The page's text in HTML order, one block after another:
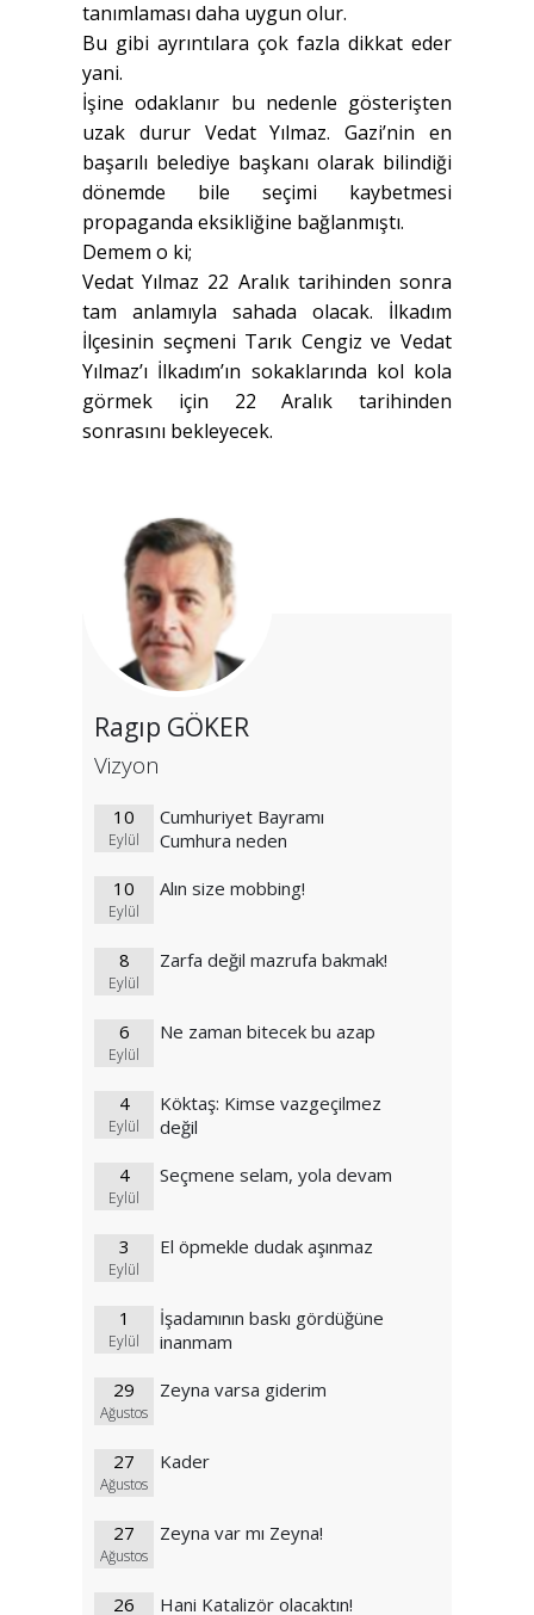
tanımlaması daha uygun olur.
Bu gibi ayrıntılara çok fazla dikkat eder
yani.
İşine odaklanır bu nedenle gösterişten
uzak durur Vedat Yılmaz. Gazi’nin en
başarılı belediye başkanı olarak bilindiği
dönemde bile seçimi kaybetmesi
propaganda eksikliğine bağlanmıştı.
Demem o ki;
Vedat Yılmaz 22 Aralık tarihinden sonra
tam anlamıyla sahada olacak. İlkadım
İlçesinin seçmeni Tarık Cengiz ve Vedat
Yılmaz’ı İlkadım’ın sokaklarında kol kola
görmek için 22 Aralık tarihinden
sonrasını bekleyecek.
Ragıp GÖKER
Vizyon
10
Eylül
Cumhuriyet Bayramı
Cumhura neden
10
Eylül
Alın size mobbing!
8
Eylül
Zarfa değil mazrufa bakmak!
6
Eylül
Ne zaman bitecek bu azap
4
Eylül
Köktaş: Kimse vazgeçilmez
değil
4
Eylül
Seçmene selam, yola devam
3
Eylül
El öpmekle dudak aşınmaz
1
Eylül
İşadamının baskı gördüğüne
inanmam
29
Ağustos
Zeyna varsa giderim
27
Ağustos
Kader
27
Ağustos
Zeyna var mı Zeyna!
26 Hani Katalizör olacaktın!